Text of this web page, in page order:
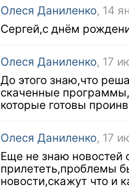
Олеся Даниленко, 14
Сергей,с днём
Олеся Даниленко, 17
До этого знаю,что
скаченные
которые готовы
Олеся Даниленко, 17
Еще не знаю новостей
прилететь,проблемы
новости,скажут что и